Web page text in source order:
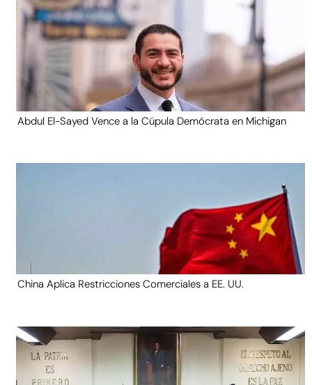
Abdul El-Sayed Vence a la Cúpula Demócrata en Michigan
China Aplica Restricciones Comerciales a EE. UU.